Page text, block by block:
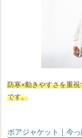
防寒×動きやすさを重
です。
ボアジャケット｜今